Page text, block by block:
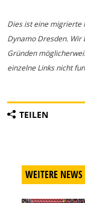
Dies ist eine migrierte
Dynamo Dresden. Wir
Gründen
einzelne Links nicht
TEILEN
WEITERE NEWS